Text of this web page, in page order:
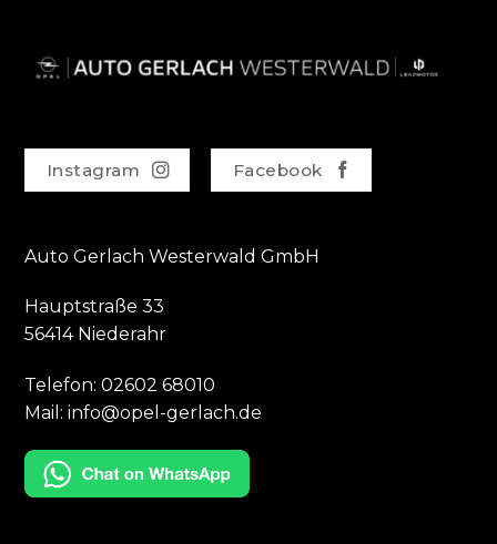
Instagram Facebook
Auto Gerlach Westerwald GmbH
Hauptstraße 33
56414 Niederahr
Telefon:02602 68010
Mail: info@opel-gerlach.de